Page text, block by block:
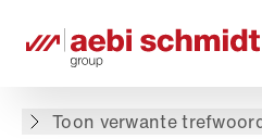
Toon verwante
#Landbouw